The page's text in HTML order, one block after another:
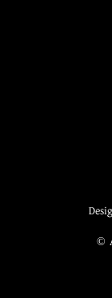
©